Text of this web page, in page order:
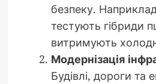
безпеку.
тестують гібриди
витримують
Модернізація
Будівлі, дороги та